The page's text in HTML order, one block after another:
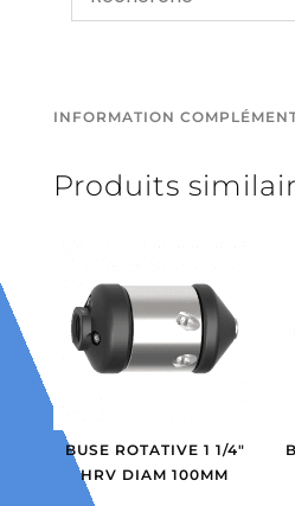
INFORMATION
Produits
BUSE ROTATIVE 1 1/4″
HRV DIAM 100MM